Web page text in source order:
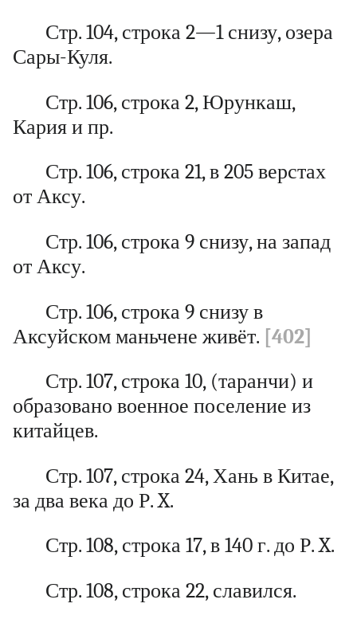
Стр. 104, строка 2—1 снизу, озера
Сары-Куля.
Стр. 106, строка 2, Юрункаш,
Кария и пр.
Стр. 106, строка 21, в 205 верстах
от Аксу.
Стр. 106, строка 9 снизу, на запад
от Аксу.
Стр. 106, строка 9 снизу в
Аксуйском маньчене живёт. [402]
Стр. 107, строка 10, (таранчи) и
образовано военное поселение из
китайцев.
Стр. 107, строка 24, Хань в Китае,
за два века до Р. X.
Стр. 108, строка 17, в 140 г. до Р. X.
Стр. 108, строка 22, славился.